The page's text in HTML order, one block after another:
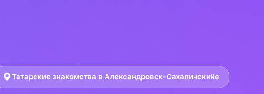
Татарские знакомства в Александровск-Сахалинскийе